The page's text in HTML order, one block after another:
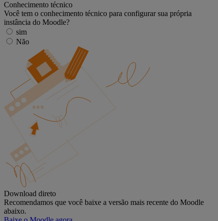
Conhecimento técnico
Você tem o conhecimento técnico para configurar sua própria
instância do Moodle?
sim
Não
Download direto
Recomendamos que você baixe a versão mais recente do Moodle
abaixo.